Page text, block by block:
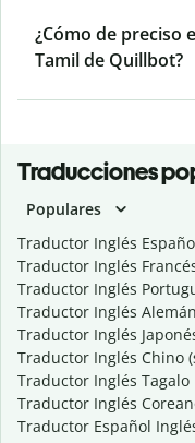
¿Cómo de preciso
Tamil de Quillbot?
Traducciones
Populares
Traductor Inglés
Traductor Inglés
Traductor Inglés
Traductor Inglés Alemán
Traductor Inglés
Traductor Inglés Chino
Traductor Inglés Tagalo
Traductor Inglés
Traductor Español